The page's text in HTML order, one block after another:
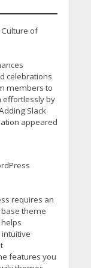
of
celebrations
members to
effortlessly by
Slack
appeared
requires an
theme
features you